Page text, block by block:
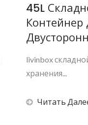
45L
livinbox
хранения...
Читать